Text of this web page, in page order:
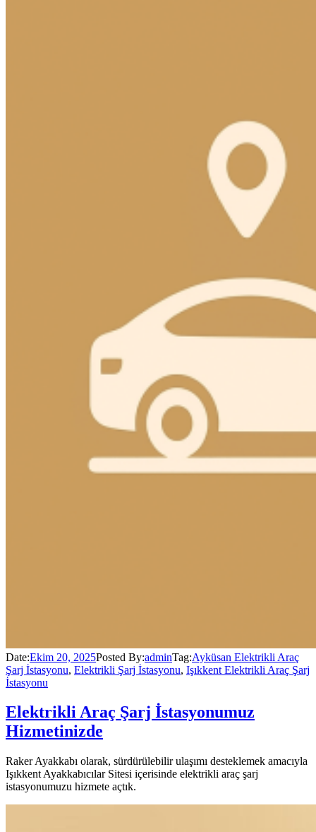
Date:Ekim 20, 2025Posted By:adminTag:Ayküsan Elektrikli Araç
Şarj İstasyonu, Elektrikli Şarj İstasyonu, Işıkkent Elektrikli Araç Şarj
İstasyonu
Elektrikli Araç Şarj İstasyonumuz
Hizmetinizde
Raker Ayakkabı olarak, sürdürülebilir ulaşımı desteklemek amacıyla
Işıkkent Ayakkabıcılar Sitesi içerisinde elektrikli araç şarj
istasyonumuzu hizmete açtık.